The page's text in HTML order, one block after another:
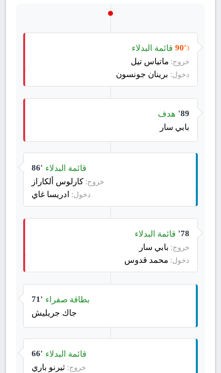
90'3 قائمة البدلاء
خروج: ماتياس تيل
دخول: برينان جونسون
89' هدف
بابي سار
86' قائمة البدلاء
خروج: كارلوس ألكاراز
دخول: ادريسا غاي
78' قائمة البدلاء
خروج: بابي سار
دخول: محمد قدوس
71' بطاقة صفراء
جاك جريليش
66' قائمة البدلاء
خروج: ثيرنو باري